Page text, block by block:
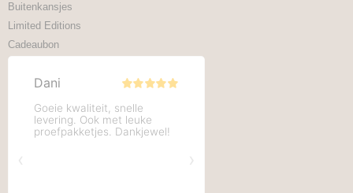
Buitenkansjes
Limited Editions
Cadeaubon